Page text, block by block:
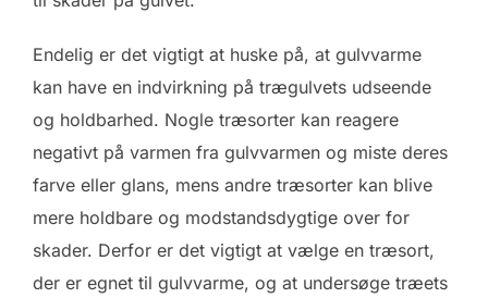
Endelig er det vigtigt at huske på, at gulvvarme
kan have en indvirkning på trægulvets udseende
og holdbarhed. Nogle træsorter kan reagere
negativt på varmen fra gulvvarmen og miste deres
farve eller glans, mens andre træsorter kan blive
mere holdbare og modstandsdygtige over for
skader. Derfor er det vigtigt at vælge en træsort,
der er egnet til gulvvarme, og at undersøge træets